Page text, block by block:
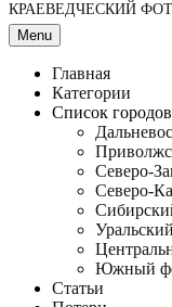
КРАЕВЕДЧЕСКИЙ
Menu
Главная
Категории
Список городов
Северо-
Северо-
Южный
Статьи